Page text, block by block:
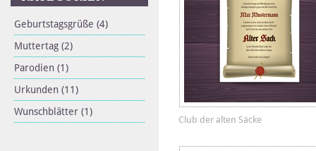
Geburtstagsgrüße (4)
Muttertag (2)
Parodien (1)
Urkunden (11)
Wunschblätter (1)
Club der alten Säcke